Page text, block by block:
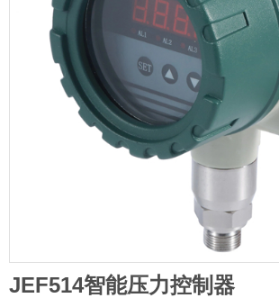
JEF514智能压力控制器